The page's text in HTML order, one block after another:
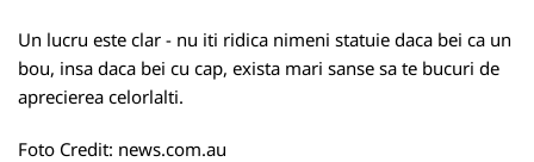
Un lucru este clar - nu iti ridica nimeni statuie daca bei ca un
bou, insa daca bei cu cap, exista mari sanse sa te bucuri de
aprecierea celorlalti.
Foto Credit: news.com.au